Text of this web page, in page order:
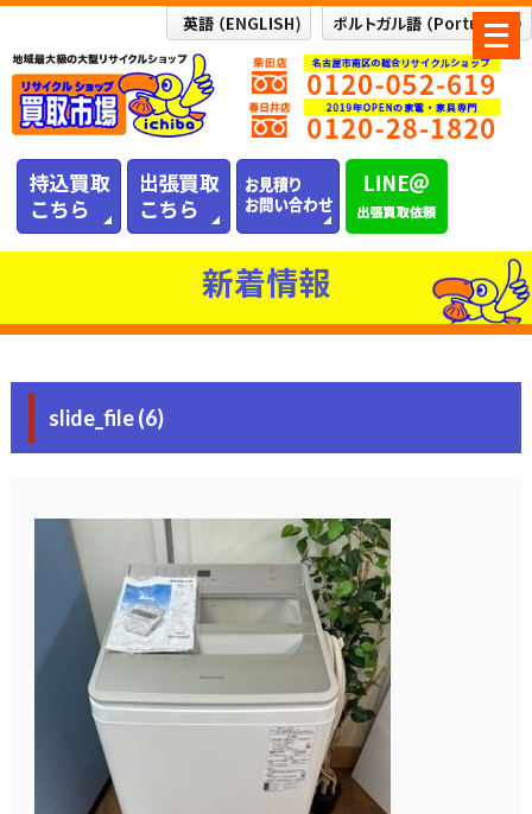
メ
ニ
ュ
ー
新着情報
slide_file (6)